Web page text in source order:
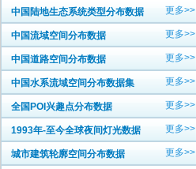
中国陆地生态系统类型分布数据 更多>>
中国流域空间分布数据 更多>>
中国道路空间分布数据 更多>>
中国水系流域空间分布数据集 更多>>
全国POI兴趣点分布数据 更多>>
1993年-至今全球夜间灯光数据 更多>>
城市建筑轮廓空间分布数据 更多>>